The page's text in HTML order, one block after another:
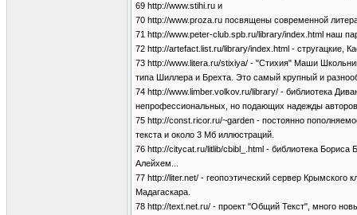
69 http://www.stihi.ru и
70 http://www.proza.ru посвящены современной
71 http://www.peter-club.spb.ru/library/index.html наш
72 http://artefact.list.ru/library/index.html - стругацкие,
73 http://www.litera.ru/stixiya/ - "Стихия" Маши
типа Шиллера и Брехта. Это самый крупный и
74 http://www.limber.volkov.ru/library/ - библиотека
непрофессиональных, но подающих надежды
75 http://const.ricor.ru/~garden - постоянно
текста и около 3 Мб иллюстраций.
76 http://citycat.ru/litlib/cbibl_.html - библиотека
Алейхем...
77 http://liter.net/ - геопоэтический сервер
Мадагаскара.
78 http://text.net.ru/ - проект "Общий Текст", много